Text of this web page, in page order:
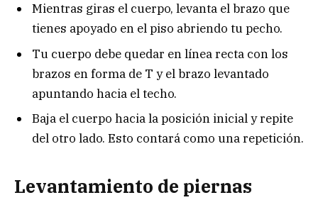
Mientras giras el cuerpo, levanta el brazo que
tienes apoyado en el piso abriendo tu pecho.
Tu cuerpo debe quedar en línea recta con los
brazos en forma de T y el brazo levantado
apuntando hacia el techo.
Baja el cuerpo hacia la posición inicial y repite
del otro lado. Esto contará como una repetición.
Levantamiento de piernas